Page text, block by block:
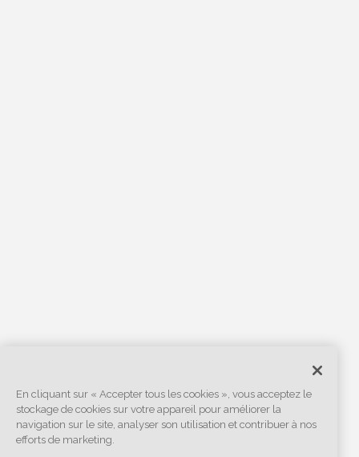
En cliquant sur « Accepter tous les cookies », vous acceptez le
stockage de cookies sur votre appareil pour améliorer la
navigation sur le site, analyser son utilisation et contribuer à nos
efforts de marketing.